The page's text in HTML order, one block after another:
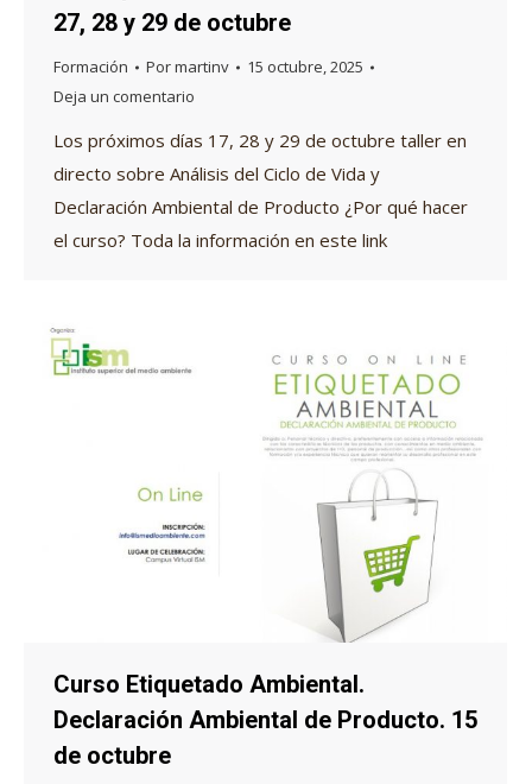
27, 28 y 29 de octubre
Formación Pormartinv
15 octubre, 2025
Deja un comentario
Los próximos días 17, 28 y 29 de octubre taller en
directo sobre Análisis del Ciclo de Vida y
Declaración Ambiental de Producto ¿Por qué hacer
el curso? Toda la información en este link
Curso Etiquetado Ambiental.
Declaración Ambiental de Producto. 15
de octubre